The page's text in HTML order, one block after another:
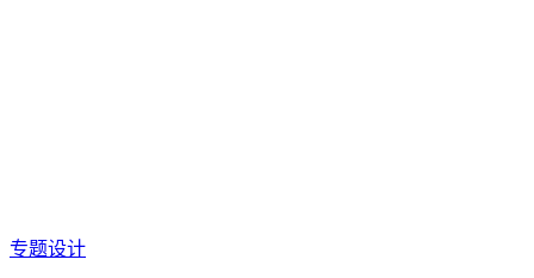
专题设计